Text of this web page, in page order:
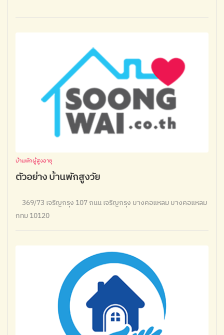
บ้านพักผู้สูงอายุ
ตัวอย่าง บ้านพักสูงวัย
369/73 เจริญกรุง 107 ถนน เจริญกรุง บางคอแหลม บางคอแหลม
กทม 10120